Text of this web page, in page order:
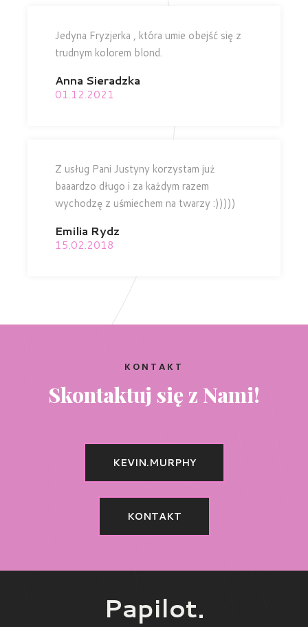
Jedyna Fryzjerka , która umie obejść się z
trudnym kolorem blond.
Anna Sieradzka
01.12.2021
Z usług Pani Justyny korzystam już
baaardzo długo i za każdym razem
wychodzę z uśmiechem na twarzy :)))))
Emilia Rydz
15.02.2018
KONTAKT
Skontaktuj się z Nami!
KEVIN.MURPHY
KONTAKT
Papilot.